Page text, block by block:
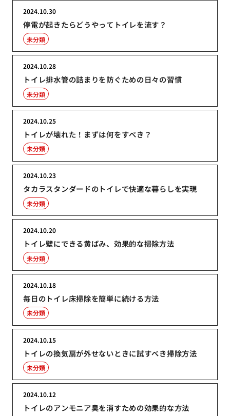
停電が起きたらどうやってトイレを流す？
2024.10.30
未分類
トイレ排水管の詰まりを防ぐための日々の習慣
2024.10.28
未分類
トイレが壊れた！まずは何をすべき？
2024.10.25
未分類
タカラスタンダードのトイレで快適な暮らしを実現
2024.10.23
未分類
トイレ壁にできる黄ばみ、効果的な掃除方法
2024.10.20
未分類
毎日のトイレ床掃除を簡単に続ける方法
2024.10.18
未分類
トイレの換気扇が外せないときに試すべき掃除方法
2024.10.15
未分類
トイレのアンモニア臭を消すための効果的な方法
2024.10.12